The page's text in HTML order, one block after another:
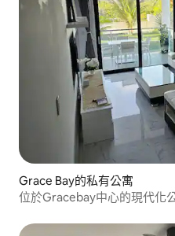
Grace Bay的私有公寓
位於Gracebay中心的現代化